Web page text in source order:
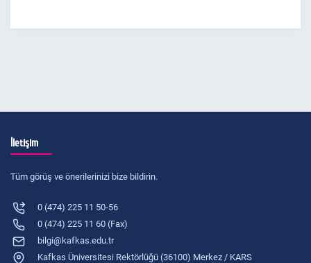
İletişim
Tüm görüş ve önerilerinizi bize bildirin.
0 (474) 225 11 50-56
0 (474) 225 11 60 (Fax)
bilgi@kafkas.edu.tr
Kafkas Üniversitesi Rektörlüğü (36100) Merkez / KARS